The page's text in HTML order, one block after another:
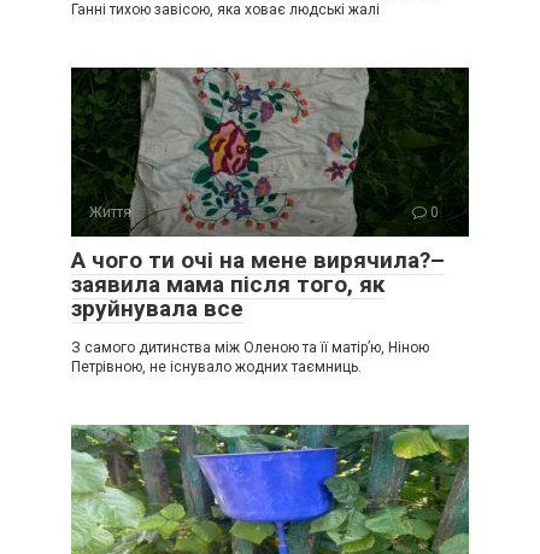
Ганні тихою завісою, яка ховає людські жалі
Життя 0
А чого ти очі на мене вирячила?–
заявила мама після того, як
зруйнувала все
З самого дитинства між Оленою та її матір’ю, Ніною
Петрівною, не існувало жодних таємниць.